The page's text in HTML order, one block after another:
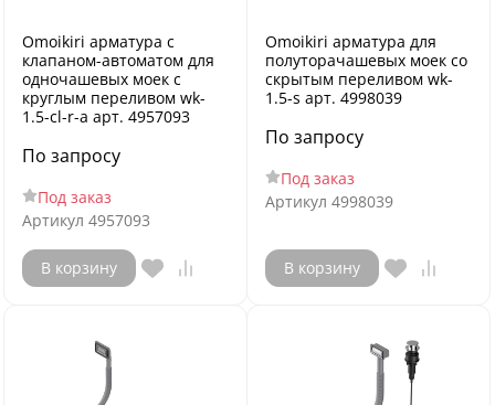
Omoikiri арматура с
клапаном-автоматом для
одночашевых моек с
круглым переливом wk-
1.5-cl-r-a арт. 4957093
По запросу
Под заказ
Артикул 4957093
В корзину
Omoikiri арматура для
полуторачашевых моек со
скрытым переливом wk-
1.5-s арт. 4998039
По запросу
Под заказ
Артикул 4998039
В корзину